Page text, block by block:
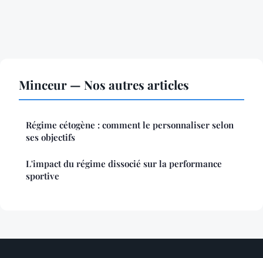
Minceur — Nos autres articles
Régime cétogène : comment le personnaliser selon
ses objectifs
L'impact du régime dissocié sur la performance
sportive